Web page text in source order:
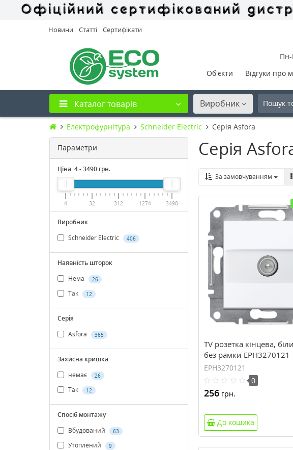
Новини Статті Сертифікати
Пн-
Об'єкти
Відгуки про
Каталог товарів Виробник
Електрофурнітура Schneider Electric Cерія Asfora
Параметри
Ціна 4-3490 грн.
4 32 312 1274 3490
Виробник
Schneider Electric
406
Наявність шторок
Нема
26
Так 12
Серія
Asfora
365
Захисна кришка
немає
26
Так 12
Спосіб монтажу
Вбудований
63
Утоплений 9
Серія
За замовчуванням
TV розетка кінцева,
без рамки EPH3270121
EPH3270121
0
256грн.
До кошика